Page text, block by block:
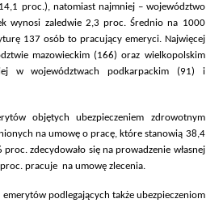
proc.), natomiast najmniej – województwo
wynosi zaledwie 2,3 proc. Średnio na 1000
137 osób to pracujący emeryci. Najwięcej
mazowieckim (166) oraz wielkopolskim
w województwach podkarpackim (91) i
objętych ubezpieczeniem zdrowotnym
na umowę o pracę, które stanowią 38,4
zdecydowało się na prowadzenie własnej
pracuje  na umowę zlecenia.
podlegających także ubezpieczeniom